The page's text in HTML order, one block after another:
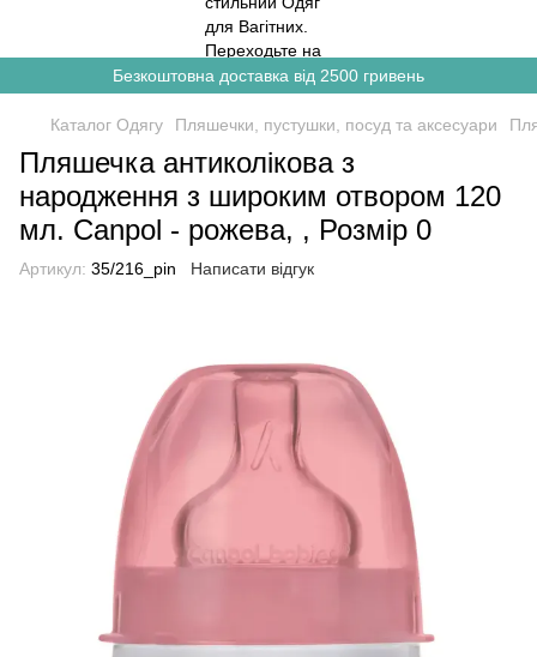
Безкоштовна доставка від 2500 гривень
Каталог Одягу Пляшечки, пустушки, посуд та аксесуари
Пляшечка антиколікова з
народження з широким отвором 120
мл. Canpol - рожева, , Розмір 0
Артикул: 35/216_pin Написати відгук